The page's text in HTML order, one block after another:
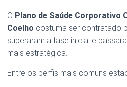
O Plano de Saúde Corporativo
Coelho costuma ser contratado
superaram a fase inicial e
mais estratégica.
Entre os perfis mais comuns